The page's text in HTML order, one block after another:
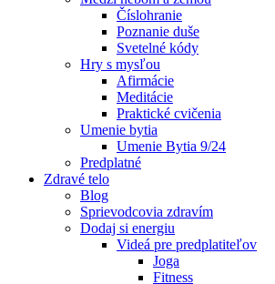
Číslohranie
Poznanie duše
Svetelné kódy
Hry s mysľou
Afirmácie
Meditácie
Praktické cvičenia
Umenie bytia
Umenie Bytia 9/24
Predplatné
Zdravé telo
Blog
Sprievodcovia zdravím
Dodaj si energiu
Videá pre predplatiteľov
Joga
Fitness